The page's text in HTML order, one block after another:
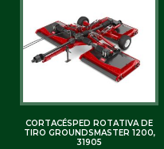
CORTACÉSPED ROTATIVA DE
TIRO GROUNDSMASTER 1200,
31905